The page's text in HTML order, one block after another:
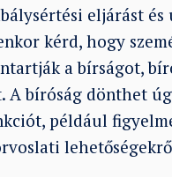
eljárást
kérd, hogy
a bírságot,
A bíróság dönthet
például